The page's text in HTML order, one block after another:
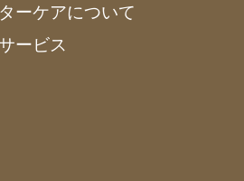
ーケアについて
ービス